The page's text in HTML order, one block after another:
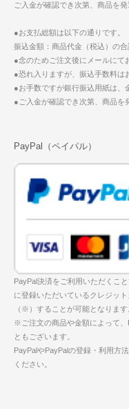
ご入金が確認でき次第、商品を
●お支払総額は以下の通りです。
振込金額：商品代金（税込）の合
●念のためご注文後にメールにて
●恐れ入りますが、振込手数料は
●お手数ですが銀行振込用紙は、
●ご入金が確認でき次第、商品を
PayPal（ペイパル）
PayPal決済をご利用いただくこ
に登録いただいているクレジッ
（※）することが可能となります
※ご注文の商品や金額によって、
ともございます。
PayPalやPayPalの登録・利用方
ください。